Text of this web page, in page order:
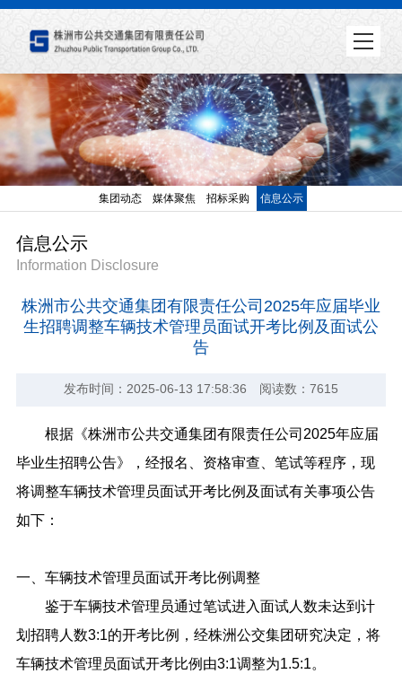
集团动态 媒体聚焦 招标采购 信息公示
信息公示
Information Disclosure
株洲市公共交通集团有限责任公司2025年应届毕业
生招聘调整车辆技术管理员面试开考比例及面试公
告
发布时间：2025-06-13 17:58:36 阅读数：7615
根据《株洲市公共交通集团有限责任公司2025年应届
毕业生招聘公告》，经报名、资格审查、笔试等程序，现
将调整车辆技术管理员面试开考比例及面试有关事项公告
如下：
一、车辆技术管理员面试开考比例调整
鉴于车辆技术管理员通过笔试进入面试人数未达到计
划招聘人数3:1的开考比例，经株洲公交集团研究决定，将
车辆技术管理员面试开考比例由3:1调整为1.5:1。